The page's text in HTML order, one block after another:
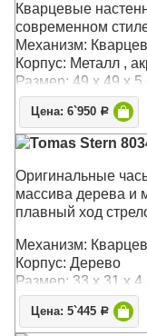
Кварцевые
современном
Механизм:
Корпус: Металл ,
Размер: 49 x 49 x 5
Цена: 6`950 Р
Tomas Stern
Оригинальные
массива дерева и
плавный ход
Механизм:
Корпус: Дерево
Размер: 33 x 31 x 4
Цена: 5`445 Р